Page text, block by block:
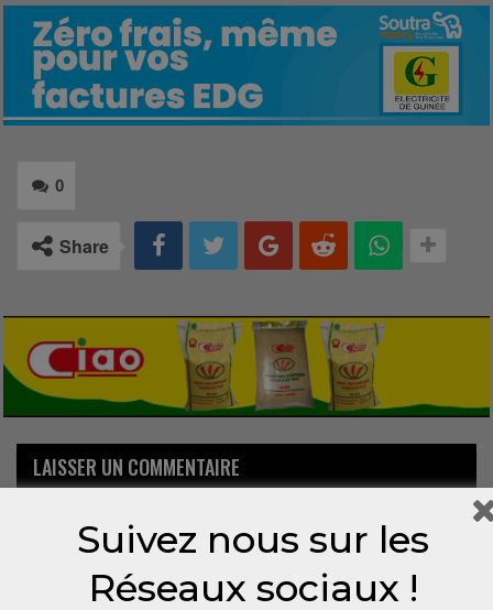
0
Share
LAISSER UN COMMENTAIRE
Suivez nous sur les
Réseaux sociaux !